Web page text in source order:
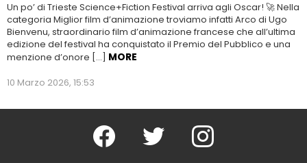
Un po’ di Trieste Science+Fiction Festival arriva agli Oscar! 🚀 Nella
categoria Miglior film d’animazione troviamo infatti Arco di Ugo
Bienvenu, straordinario film d’animazione francese che all’ultima
edizione del festival ha conquistato il Premio del Pubblico e una
menzione d’onore […] MORE
10 Marzo 2026, 15:53
Facebook Twitter Instagram